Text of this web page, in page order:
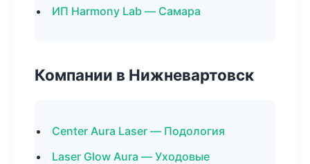
ИП Harmony Lab — Самара
Компании в Нижневартовск
Center Aura Laser — Подология
Laser Glow Aura — Уходовые